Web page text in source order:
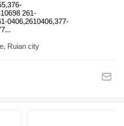
261-
0406,2610406,377-
Ruian city